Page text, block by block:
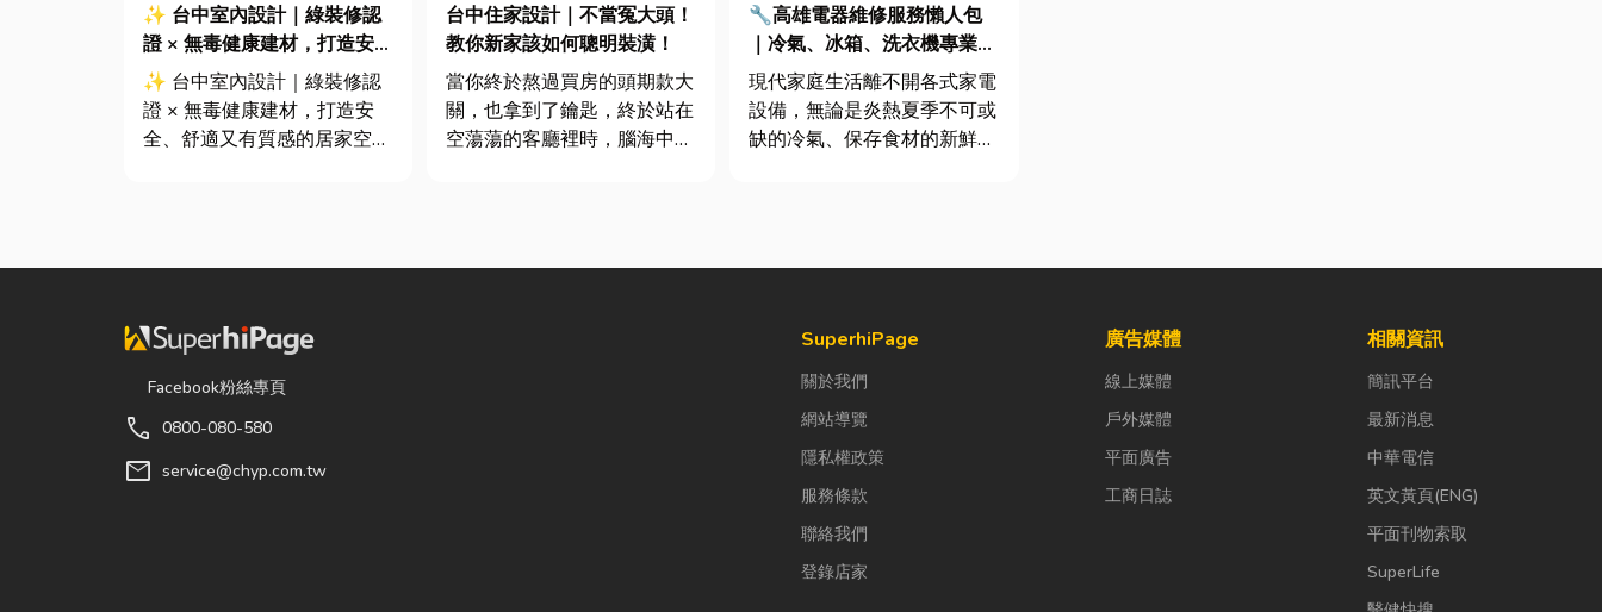
✨ 台中室內設計｜綠裝修認
證 × 無毒健康建材，打造安
全、舒適又有質感的居家空間
✨ 台中室內設計｜綠裝修認
證 × 無毒健康建材，打造安
全、舒適又有質感的居家空間
台中住家設計｜不當冤大頭！
教你新家該如何聰明裝潢！
當你終於熬過買房的頭期款大
關，也拿到了鑰匙，終於站在
空蕩蕩的客廳裡時，腦海中是
🔧高雄電器維修服務懶人包
｜冷氣、冰箱、洗衣機專業維
修
現代家庭生活離不開各式家電
設備，無論是炎熱夏季不可或
缺的冷氣、保存食材的新鮮冰
Facebook粉絲專頁
call 0800-080-580
mail service@chyp.com.tw
SuperhiPage
關於我們
網站導覽
隱私權政策
服務條款
聯絡我們
登錄店家
廣告媒體
線上媒體
戶外媒體
平面廣告
工商日誌
相關資訊
簡訊平台
最新消息
中華電信
英文黃頁(ENG)
平面刊物索取
SuperLife